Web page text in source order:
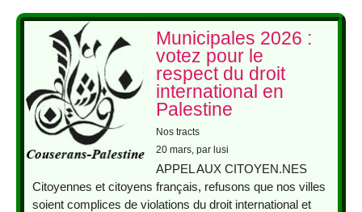
Municipales 2026 :
votez pour le
respect du droit
international en
Palestine
Nos tracts
20 mars, par lusi
APPEL AUX CITOYEN.NES
Citoyennes et citoyens français, refusons que nos villes
soient complices de violations du droit international et